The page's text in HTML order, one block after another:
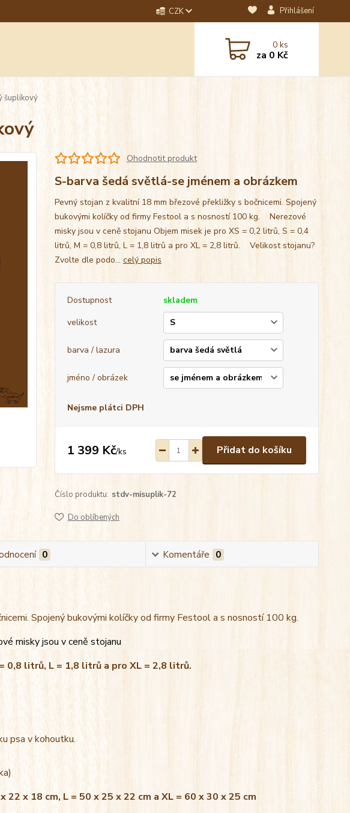
CZK Přihlášení
0ks
za 0 Kč
šuplíkový
Ohodnotit produkt
S-barva šedá světlá-se jménem a obrázkem
Pevný stojan z kvalitní 18 mm březové překližky s bočnicemi. Spojený
bukovými kolíčky od firmy Festool a s nosností 100 kg. Nerezové
misky jsou v ceně stojanu Objem misek je pro XS = 0,2 litrů, S = 0,4
litrů, M = 0,8 litrů, L = 1,8 litrů a pro XL = 2,8 litrů. Velikost stojanu?
Zvolte dle podo... celý popis
Dostupnost
skladem
velikost
barva / lazura
jméno / obrázek
Nejsme plátci DPH
1 399 Kč/ks Přidat do košíku
Číslo produktu: stdv-misuplik-72
Do oblíbených
0 Komentáře 0
Spojený bukovými kolíčky od firmy Festool a s nosností 100 kg.
misky jsou v ceně stojanu
0,8 litrů, L = 1,8 litrů a pro XL = 2,8 litrů.
psa v kohoutku.
22 x 18 cm, L = 50 x 25 x 22 cm a XL = 60 x 30 x 25 cm